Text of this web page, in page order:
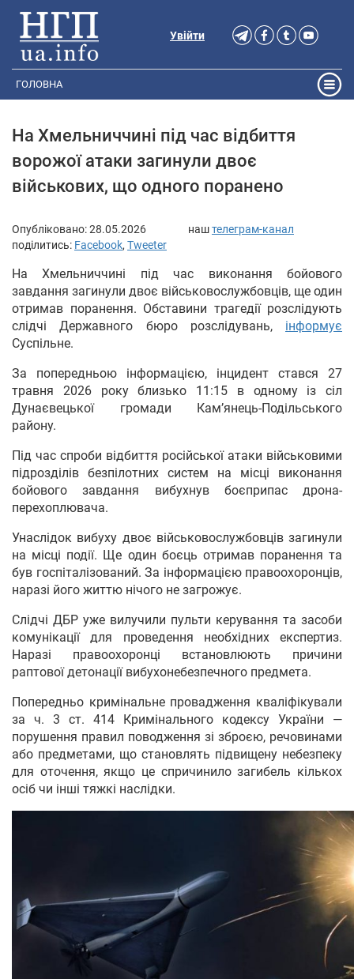
Увійти
ГОЛОВНА
На Хмельниччині під час відбиття
ворожої атаки загинули двоє
військових, що одного поранено
Опубліковано:28.05.2026 наштелеграм-канал
поділитись: Facebook, Tweeter
На Хмельниччині під час виконання бойового
завдання загинули двоє військовослужбовців, ще один
отримав поранення. Обставини трагедії розслідують
слідчі Державного бюро розслідувань, інформує
Суспільне.
За попередньою інформацією, інцидент стався 27
травня 2026 року близько 11:15 в одному із сіл
Дунаєвецької громади Кам’янець-Подільського
району.
Під час спроби відбиття російської атаки військовими
підрозділів безпілотних систем на місці виконання
бойового завдання вибухнув боєприпас дрона-
перехоплювача.
Унаслідок вибуху двоє військовослужбовців загинули
на місці події. Ще один боєць отримав поранення та
був госпіталізований. За інформацією правоохоронців,
наразі його життю нічого не загрожує.
Слідчі ДБР уже вилучили пульти керування та засоби
комунікації для проведення необхідних експертиз.
Наразі правоохоронці встановлюють причини
раптової детонації вибухонебезпечного предмета.
Попередньо кримінальне провадження кваліфікували
за ч. 3 ст. 414 Кримінального кодексу України —
порушення правил поводження зі зброєю, речовинами
або предметами, що становлять підвищену небезпеку
для оточення, якщо це спричинило загибель кількох
осіб чи інші тяжкі наслідки.